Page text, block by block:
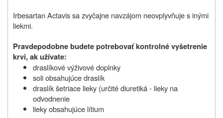
Irbesartan Actavis sa zvyčajne navzájom neovplyvňuje s inými
liekmi.
Pravdepodobne budete potrebovať kontrolné vyšetrenie
krvi, ak užívate:
draslíkové výživové doplnky
soli obsahujúce draslík
draslík šetriace lieky (určité diuretiká - lieky na
odvodnenie
lieky obsahujúce lítium